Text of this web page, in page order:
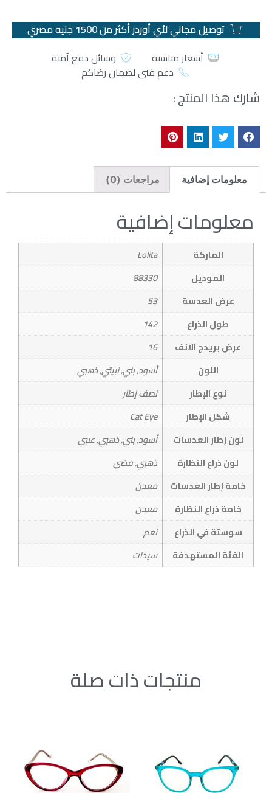
توصيل مجاني لأي أوردر أكثر من 1500 جنيه مصري
أسعار مناسبة
وسائل دفع آمنة
دعم فني لضمان رضاكم
شارك هذا المنتج :
معلومات إضافية مراجعات (0)
معلومات إضافية
الماركة
Lolita
الموديل
88330
عرض العدسة
53
طول الذراع
142
عرض بريدج الانف
16
اللون
أسود, بني, نبيتي, ذهبي
نوع الإطار
نصف إطار
شكل الإطار
Cat Eye
لون إطار العدسات
أسود, بني, ذهبي, عنبي
لون ذراع النظارة
ذهبي, فضي
خامة إطار العدسات
معدن
خامة ذراع النظارة
معدن
سوستة في الذراع
نعم
الفئة المستهدفة
سيدات
منتجات ذات صلة